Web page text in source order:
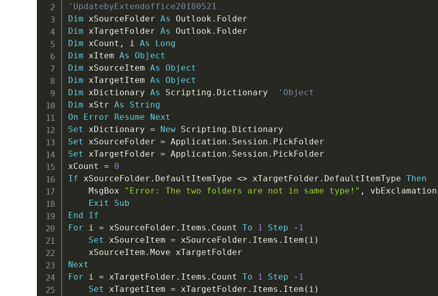
'UpdatebyExtendoffice20180521
Dim xSourceFolder As Outlook .
Dim xTargetFolder As Outlook .
Dim xCount , i As
Long
Dim xItem As
Object
Dim xSourceItem As
Object
Dim xTargetItem As
Object
Dim xDictionary As Scripting . Dictionary
'Object
Dim xStr As
String
On
Error Resume
Next
Set xDictionary = New Scripting .
Set xSourceFolder = Application . Session .
Set xTargetFolder = Application . Session . PickFolder
xCount =
0
If xSourceFolder . DefaultItemType <> xTargetFolder . DefaultItemType Then
    MsgBox
"Error: The two folders are not in same type!" , vbExclamation
Exit
Sub
End
If
For i = xSourceFolder . Items . Count To 1 Step - 1
Set xSourceItem = xSourceFolder . Items . Item ( i )
    xSourceItem
.
Next
For i = xTargetFolder . Items . Count To 1 Step - 1
Set xTargetItem = xTargetFolder . Items . Item ( i )